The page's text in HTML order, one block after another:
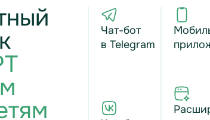
Чат-бот
в Telegram